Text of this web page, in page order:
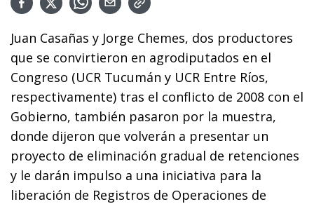
Juan Casañas y Jorge Chemes, dos productores
que se convirtieron en agrodiputados en el
Congreso (UCR Tucumán y UCR Entre Ríos,
respectivamente) tras el conflicto de 2008 con el
Gobierno, también pasaron por la muestra,
donde dijeron que volverán a presentar un
proyecto de eliminación gradual de retenciones
y le darán impulso a una iniciativa para la
liberación de Registros de Operaciones de